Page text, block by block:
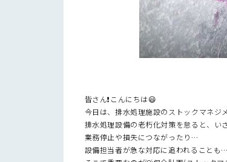
皆さん❗️こんにちは😃
今日は、排水処理施設のストックマネジ
排水処理設備の老朽化対策を怠ると、い
業務停止や損失につながったり…
設備担当者が急な対応に追われることも